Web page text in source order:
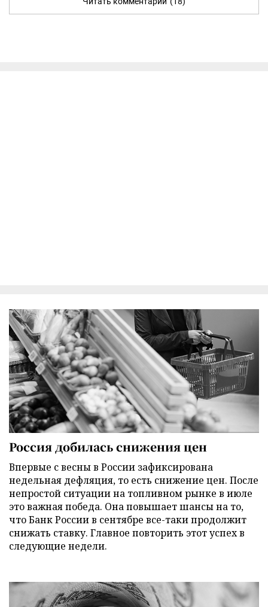
Россия добилась снижения цен
Впервые с весны в России зафиксирована
недельная дефляция, то есть снижение цен. После
непростой ситуации на топливном рынке в июле
это важная победа. Она повышает шансы на то,
что Банк России в сентябре все-таки продолжит
снижать ставку. Главное повторить этот успех в
следующие недели.